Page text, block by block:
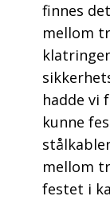
finnes
mellom
hadde vi
kunne
mellom
festet i